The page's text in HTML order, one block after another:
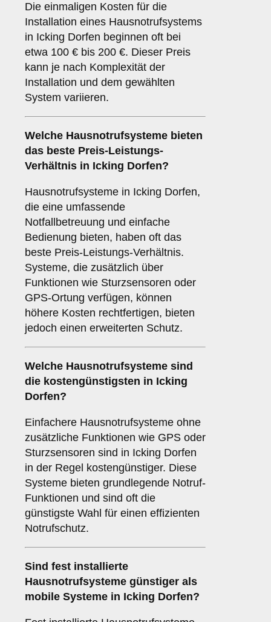
Die einmaligen Kosten für die
Installation eines Hausnotrufsystems
in Icking Dorfen beginnen oft bei
etwa 100 € bis 200 €. Dieser Preis
kann je nach Komplexität der
Installation und dem gewählten
System variieren.
Welche Hausnotrufsysteme bieten
das beste Preis-Leistungs-
Verhältnis in Icking Dorfen?
Hausnotrufsysteme in Icking Dorfen,
die eine umfassende
Notfallbetreuung und einfache
Bedienung bieten, haben oft das
beste Preis-Leistungs-Verhältnis.
Systeme, die zusätzlich über
Funktionen wie Sturzsensoren oder
GPS-Ortung verfügen, können
höhere Kosten rechtfertigen, bieten
jedoch einen erweiterten Schutz.
Welche Hausnotrufsysteme sind
die kostengünstigsten in Icking
Dorfen?
Einfachere Hausnotrufsysteme ohne
zusätzliche Funktionen wie GPS oder
Sturzsensoren sind in Icking Dorfen
in der Regel kostengünstiger. Diese
Systeme bieten grundlegende Notruf-
Funktionen und sind oft die
günstigste Wahl für einen effizienten
Notrufschutz.
Sind fest installierte
Hausnotrufsysteme günstiger als
mobile Systeme in Icking Dorfen?